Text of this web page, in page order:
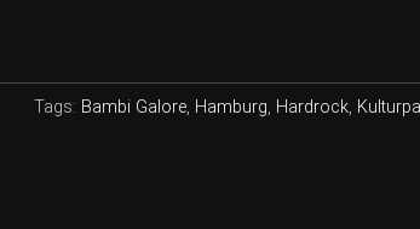
Tags: Bambi Galore, Hamburg, Hardrock,